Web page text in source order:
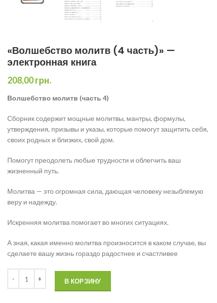
«Волшебство молитв (4 часть)» —
электронная книга
208,00грн.
Волшебство молитв (часть 4)
Сборник содержит мощные молитвы, мантры, формулы,
утверждения, призывы и указы, которые помогут защитить себя,
своих родных и близких, свой дом.
Помогут преодолеть любые трудности и облегчить ваш
жизненный путь.
Молитва — это огромная сила, дающая человеку незыблемую
веру и надежду.
Искренняя молитва помогает во многих ситуациях.
А зная, какая именно молитва произносится в каком случае, вы
сделаете вашу жизнь гораздо радостнее и счастливее
В КОРЗИНУ